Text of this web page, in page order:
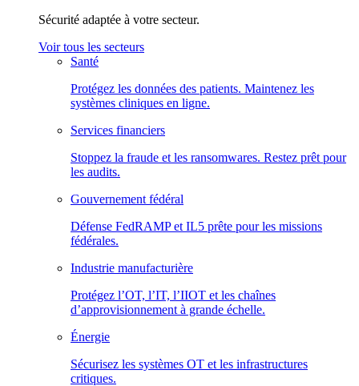
Sécurité adaptée à votre secteur.
Voir tous les secteurs
Santé
Protégez les données des patients. Maintenez les
systèmes cliniques en ligne.
Services financiers
Stoppez la fraude et les ransomwares. Restez prêt pour
les audits.
Gouvernement fédéral
Défense FedRAMP et IL5 prête pour les missions
fédérales.
Industrie manufacturière
Protégez l’OT, l’IT, l’IIOT et les chaînes
d’approvisionnement à grande échelle.
Énergie
Sécurisez les systèmes OT et les infrastructures
critiques.